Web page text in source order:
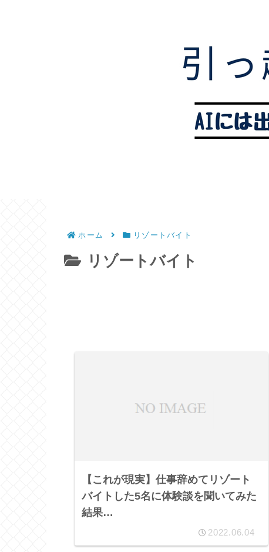
ホーム リゾートバイト
リゾートバイト
【これが現実】仕事辞めてリゾート
バイトした5名に体験談を聞いてみた
結果…
2022.06.04